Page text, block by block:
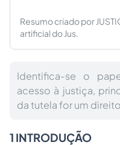
Resumo criado por
artificial do Jus.
Identifica-se o
acesso à justiça,
da tutela for um
1 INTRODUÇÃO